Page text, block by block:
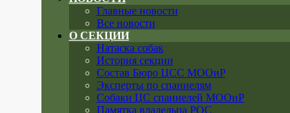
Главные новости
Все новости
О СЕКЦИИ
Натаска собак
История секции
Состав Бюро ЦСС МООиР
Эксперты по спаниелям
Собаки ЦС спаниелей МООиР
Памятка владельца РОС